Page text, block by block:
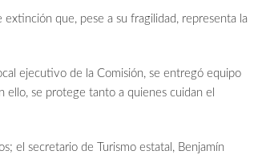
extinción que, pese a su fragilidad, representa la
ejecutivo de la Comisión, se entregó equipo
ello, se protege tanto a quienes cuidan el
el secretario de Turismo estatal, Benjamín